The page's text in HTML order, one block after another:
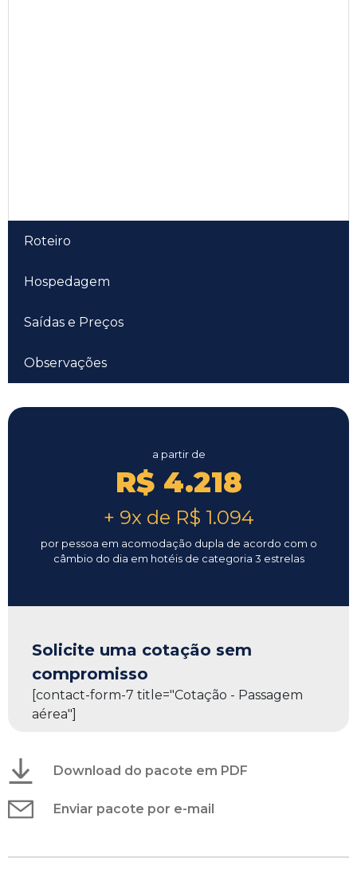
Roteiro
Hospedagem
Saídas e Preços
Observações
a partir de
R$ 4.218
+ 9x de R$ 1.094
por pessoa em acomodação dupla de acordo com o
câmbio do dia em hotéis de categoria 3 estrelas
Solicite uma cotação sem
compromisso
[contact-form-7 title="Cotação - Passagem
aérea"]
Download do pacote em PDF
Enviar pacote por e-mail